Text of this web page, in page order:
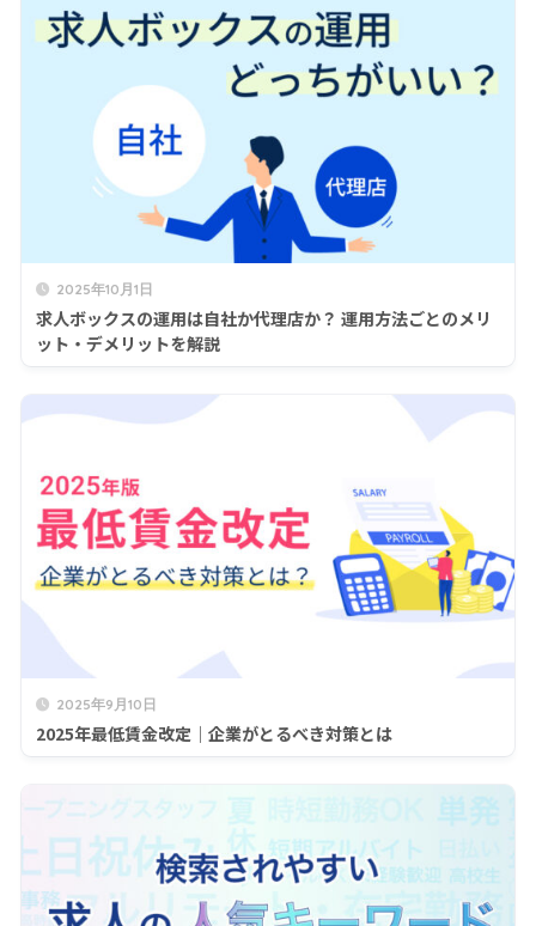
2025年10月1日
求人ボックスの運用は自社か代理店か？ 運用方法ごとのメリ
ット・デメリットを解説
2025年9月10日
2025年最低賃金改定｜企業がとるべき対策とは